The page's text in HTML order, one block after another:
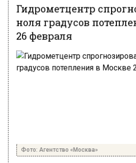
Гидрометцентр
ноля градусов
26 февраля
Фото: Агентство «Москва»